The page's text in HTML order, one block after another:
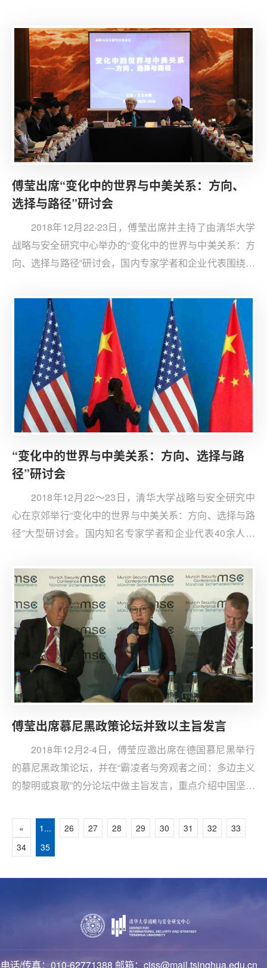
傅莹出席“变化中的世界与中美关系：方向、
选择与路径”研讨会
2018年12月22-23日，傅莹出席并主持了由清华大学
战略与安全研究中心举办的“变化中的世界与中美关系：方
向、选择与路径”研讨会，国内专家学者和企业代表围绕国
中美博弈的几点建议。
“变化中的世界与中美关系：方向、选择与路
径”研讨会
2018年12月22～23日，清华大学战略与安全研究中
心在京郊举行“变化中的世界与中美关系：方向、选择与路
径”大型研讨会。国内知名专家学者和企业代表40余人与
的讨论
傅莹出席慕尼黑政策论坛并致以主旨发言
2018年12月2-4日，傅莹应邀出席在德国慕尼黑举行
的慕尼黑政策论坛，并在“霸凌者与旁观者之间：多边主义
的黎明或哀歌”的分论坛中做主旨发言，重点介绍中国坚持
型国际关系的政策主张。
« 1... 26 27 28 29 30 31 32
33
34
35
电话/传真：010-62771388 邮箱：ciss@mail.tsinghua.edu.cn